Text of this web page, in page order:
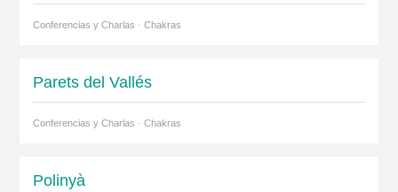
Conferencias y Charlas · Chakras
Parets del Vallés
Conferencias y Charlas · Chakras
Polinyà